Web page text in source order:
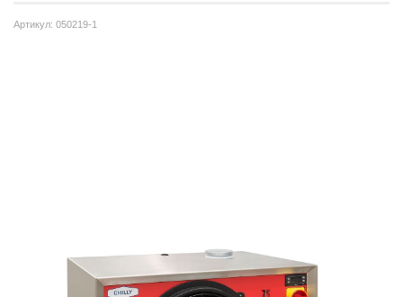
Артикул: 050219-1